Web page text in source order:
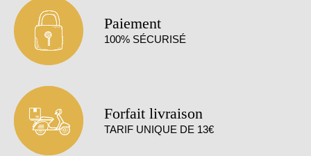
Paiement
100% SÉCURISÉ
Forfait livraison
TARIF UNIQUE DE 13€